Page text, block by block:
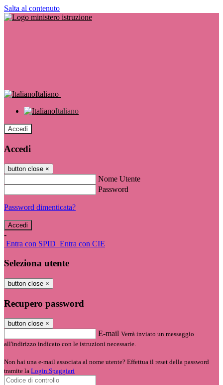
Salta al contenuto
Italiano
Italiano
Accedi
Accedi
button close ×
Nome Utente
Password
Password dimenticata?
-
Entra con SPID Entra con CIE
Seleziona utente
button close ×
Recupero password
button close ×
E-mail Verrà inviato un messaggio
all'indirizzo indicato con le istruzioni necessarie.
Non hai una e-mail associata al nome utente? Effettua il reset della password
tramite la Login Spaggiari